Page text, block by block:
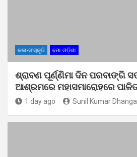
କଳା-ସଂସ୍କୃତି ମୋ ଓଡ଼ିଶା
ଶ୍ରାବଣ ପୂର୍ଣ୍ଣିମା ଦିନ ପରବାଙ୍ଗି
ଆଶ୍ରମରେ ମହାସମାରୋହରେ ପାଳିତ
1 day ago Sunil Kumar